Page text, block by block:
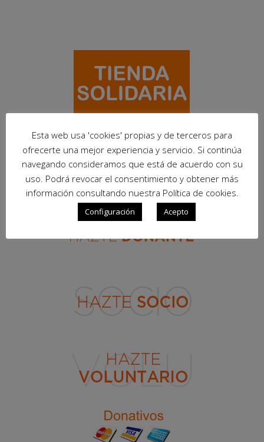
Esta web usa 'cookies' propias y de terceros para
ofrecerte una mejor experiencia y servicio. Si continúa
navegando consideramos que está de acuerdo con su
uso. Podrá revocar el consentimiento y obtener más
información consultando nuestra Política de cookies.
Configuración Acepto